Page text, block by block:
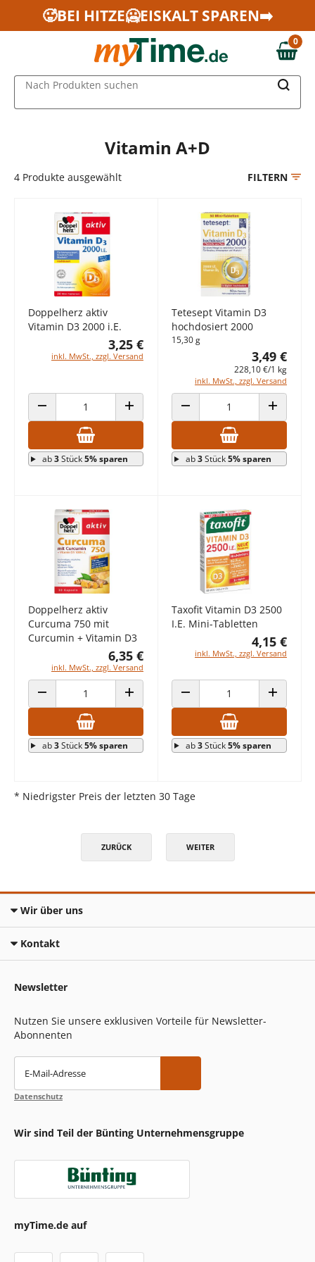
Zum Hauptinhalt springen
Zur Navigation springen
Zur Suche springen
🥵BEI HITZE🥶EISKALT SPAREN➡️
0,00 €
0
Nach Produkten suchen
Vitamin A+D
4 Produkte ausgewählt FILTERN
Doppelherz aktiv
Vitamin D3 2000 i.E.
3,25 €
inkl. MwSt., zzgl. Versand
ANZAHL VERRINGERN ANZAHL ERHÖHEN
ab3Stück5% sparen
Tetesept Vitamin D3
hochdosiert 2000
15,30 g
3,49 €
228,10 €/1 kg
inkl. MwSt., zzgl. Versand
ANZAHL VERRINGERN ANZAHL
ab3Stück5% sparen
Doppelherz aktiv
Curcuma 750 mit
Curcumin + Vitamin D3
6,35 €
inkl. MwSt., zzgl. Versand
ANZAHL VERRINGERN ANZAHL ERHÖHEN
ab3Stück5% sparen
Taxofit Vitamin D3 2500
I.E. Mini-Tabletten
4,15 €
inkl. MwSt., zzgl. Versand
ANZAHL VERRINGERN ANZAHL
ab3Stück5% sparen
* Niedrigster Preis der letzten 30 Tage
ZURÜCK WEITER
Wir über uns
Kontakt
Newsletter
Nutzen Sie unsere exklusiven Vorteile für Newsletter-
Abonnenten
E-Mail-Adresse
Datenschutz
Wir sind Teil der Bünting Unternehmensgruppe
myTime.de auf